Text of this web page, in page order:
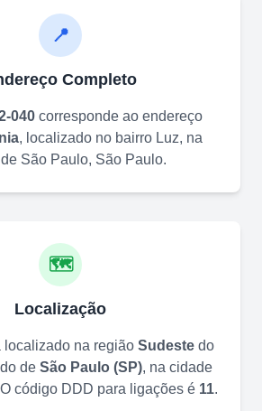
📍
Completo
040 corresponde ao endereço
, localizado no bairro Luz, na
São Paulo, São Paulo.
🗺️
Localização
localizado na região Sudestedo
de São Paulo(SP), na cidade
código DDD para ligações é 11.